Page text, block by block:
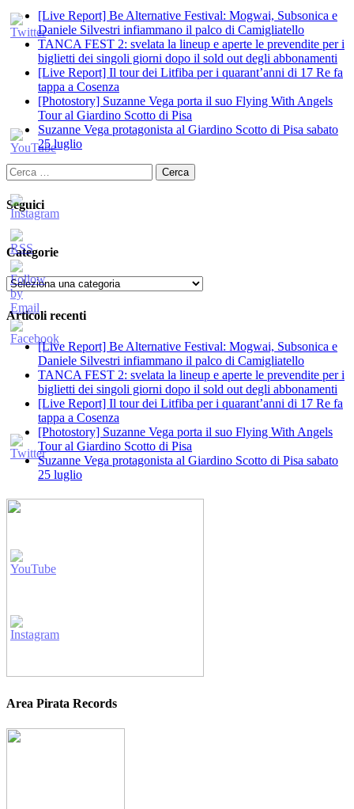
[Live Report] Be Alternative Festival: Mogwai, Subsonica e
Daniele Silvestri infiammano il palco di Camigliatello
TANCA FEST 2: svelata la lineup e aperte le prevendite per i
biglietti dei singoli giorni dopo il sold out degli abbonamenti
[Live Report] Il tour dei Litfiba per i quarant’anni di 17 Re fa
tappa a Cosenza
[Photostory] Suzanne Vega porta il suo Flying With Angels
Tour al Giardino Scotto di Pisa
Suzanne Vega protagonista al Giardino Scotto di Pisa sabato
25 luglio
Ricerca
per:
Seguici
Categorie
Categorie
Articoli recenti
[Live Report] Be Alternative Festival: Mogwai, Subsonica e
Daniele Silvestri infiammano il palco di Camigliatello
TANCA FEST 2: svelata la lineup e aperte le prevendite per i
biglietti dei singoli giorni dopo il sold out degli abbonamenti
[Live Report] Il tour dei Litfiba per i quarant’anni di 17 Re fa
tappa a Cosenza
[Photostory] Suzanne Vega porta il suo Flying With Angels
Tour al Giardino Scotto di Pisa
Suzanne Vega protagonista al Giardino Scotto di Pisa sabato
25 luglio
Area Pirata Records